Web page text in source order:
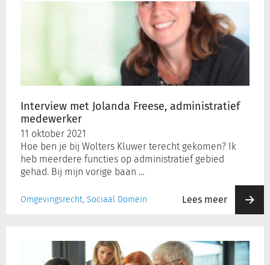
Interview met Jolanda Freese, administratief
medewerker
11 oktober 2021
Hoe ben je bij Wolters Kluwer terecht gekomen? Ik
heb meerdere functies op administratief gebied
gehad. Bij mijn vorige baan …
Omgevingsrecht, Sociaal Domein Lees meer